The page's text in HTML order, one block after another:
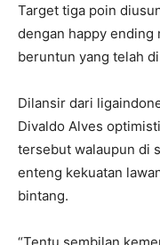
Target tiga poin
dengan happy ending
beruntun yang telah
Dilansir dari
Divaldo Alves
tersebut walaupun di
enteng kekuatan
bintang.
“Tentu sembilan